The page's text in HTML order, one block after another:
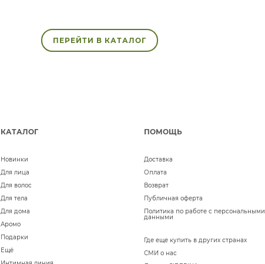
ПЕРЕЙТИ В КАТАЛОГ
КАТАЛОГ
Новинки
Для лица
Для волос
Для тела
Для дома
Аромо
Подарки
Ещё
ПОМОЩЬ
Доставка
Оплата
Возврат
Публичная оферта
Политика по работе с персональными
данными
Где еще купить в других странах
СМИ о нас